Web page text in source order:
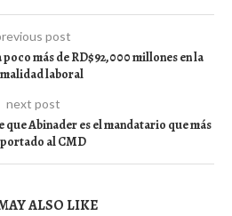
post
más de RD$92,000 millones en la
laboral
next post
Abinader es el mandatario que más
al CMD
ALSO LIKE